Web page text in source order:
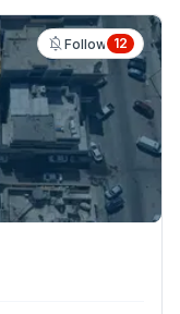
Follow 12